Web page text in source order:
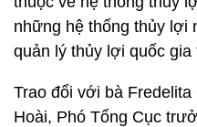
những hệ thống thủy lợi
quản lý thủy lợi quốc
Trao đổi với bà
Hoài, Phó Tổng Cục